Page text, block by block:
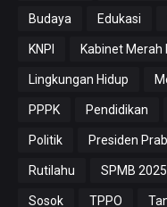
Budaya Edukasi
KNPI Kabinet Merah
Lingkungan Hidup
PPPK Pendidikan
Politik Presiden
Rutilahu SPMB 2025
Sosok TPPO